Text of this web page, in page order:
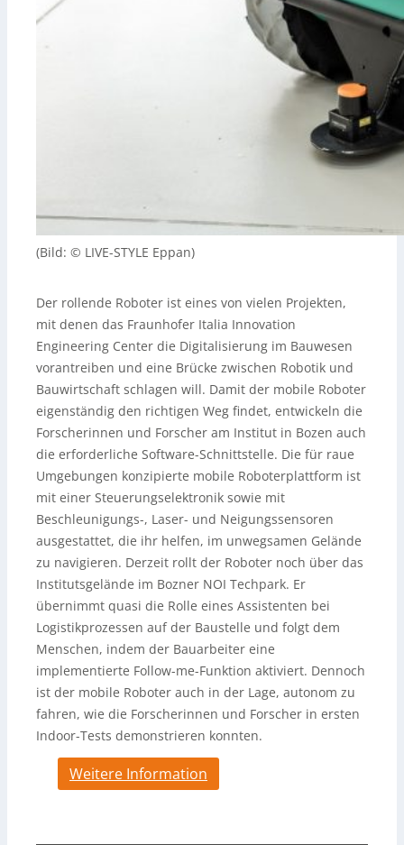
(Bild: © LIVE-STYLE Eppan)
Der rollende Roboter ist eines von vielen Projekten,
mit denen das Fraunhofer Italia Innovation
Engineering Center die Digitalisierung im Bauwesen
vorantreiben und eine Brücke zwischen Robotik und
Bauwirtschaft schlagen will. Damit der mobile Roboter
eigenständig den richtigen Weg findet, entwickeln die
Forscherinnen und Forscher am Institut in Bozen auch
die erforderliche Software-Schnittstelle. Die für raue
Umgebungen konzipierte mobile Roboterplattform ist
mit einer Steuerungselektronik sowie mit
Beschleunigungs-, Laser- und Neigungssensoren
ausgestattet, die ihr helfen, im unwegsamen Gelände
zu navigieren. Derzeit rollt der Roboter noch über das
Institutsgelände im Bozner NOI Techpark. Er
übernimmt quasi die Rolle eines Assistenten bei
Logistikprozessen auf der Baustelle und folgt dem
Menschen, indem der Bauarbeiter eine
implementierte Follow-me-Funktion aktiviert. Dennoch
ist der mobile Roboter auch in der Lage, autonom zu
fahren, wie die Forscherinnen und Forscher in ersten
Indoor-Tests demonstrieren konnten.
Weitere Information